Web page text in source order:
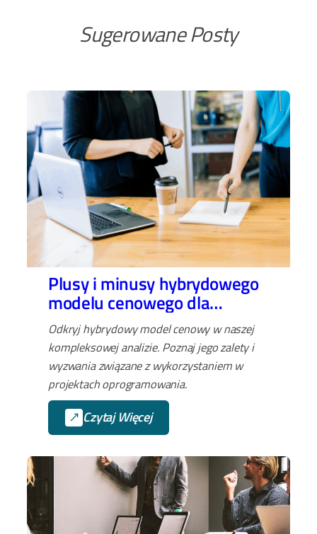
Sugerowane Posty
Plusy i minusy hybrydowego
modelu cenowego dla
rozwoju SaaS online
Odkryj hybrydowy model cenowy w naszej
kompleksowej analizie. Poznaj jego zalety i
wyzwania związane z wykorzystaniem w
projektach oprogramowania.
Czytaj Więcej